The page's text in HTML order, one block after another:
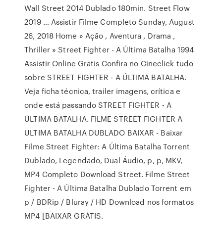
Wall Street 2014 Dublado 180min. Street Flow
2019 … Assistir Filme Completo Sunday, August
26, 2018 Home » Ação , Aventura , Drama ,
Thriller » Street Fighter - A Última Batalha 1994
Assistir Online Gratis Confira no Cineclick tudo
sobre STREET FIGHTER - A ÚLTIMA BATALHA.
Veja ficha técnica, trailer imagens, crítica e
onde está passando STREET FIGHTER - A
ÚLTIMA BATALHA. FILME STREET FIGHTER A
ULTIMA BATALHA DUBLADO BAIXAR - Baixar
Filme Street Fighter: A Última Batalha Torrent
Dublado, Legendado, Dual Áudio, p, p, MKV,
MP4 Completo Download Street. Filme Street
Fighter - A Última Batalha Dublado Torrent em
p / BDRip / Bluray / HD Download nos formatos
MP4 [BAIXAR GRÁTIS.